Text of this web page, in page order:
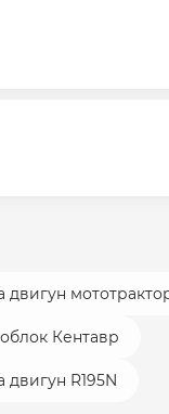
двигун
Кентавр
двигун R195N